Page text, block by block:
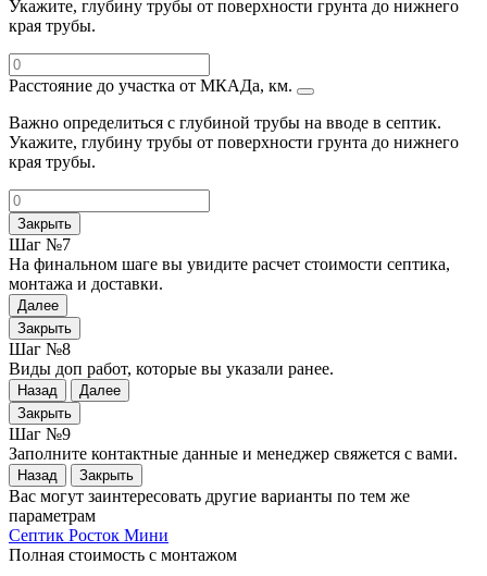
Укажите, глубину трубы от поверхности грунта до нижнего
края трубы.
Расстояние до участка от МКАДа, км.
Важно определиться с глубиной трубы на вводе в септик.
Укажите, глубину трубы от поверхности грунта до нижнего
края трубы.
Закрыть
Шаг №7
На финальном шаге вы увидите расчет стоимости септика,
монтажа и доставки.
Далее
Закрыть
Шаг №8
Виды доп работ, которые вы указали ранее.
Назад
Далее
Закрыть
Шаг №9
Заполните контактные данные и менеджер свяжется с вами.
Назад Закрыть
Вас могут заинтересовать другие варианты по тем же
параметрам
Септик Росток Мини
Полная стоимость с монтажом